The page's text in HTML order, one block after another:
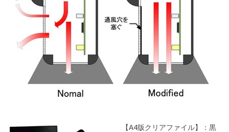
【A4版クリアファイル】：黒